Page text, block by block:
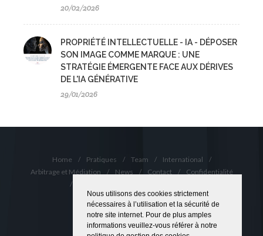
Nous utilisons des cookies strictement
nécessaires à l’utilisation et la sécurité de
notre site internet. Pour de plus amples
informations veuillez-vous référer à notre
20/02/2026
PROPRIÉTÉ INTELLECTUELLE - IA - DÉPOSER
SON IMAGE COMME MARQUE : UNE
STRATÉGIE ÉMERGENTE FACE AUX DÉRIVES
DE L'IA GÉNÉRATIVE
29/01/2026
Home / Pratiques / Team / International
/
Arbitrage et Médiation
/ News / Contact /
Confidentialité
/
Copyrights © 2022 Lawell McMiller